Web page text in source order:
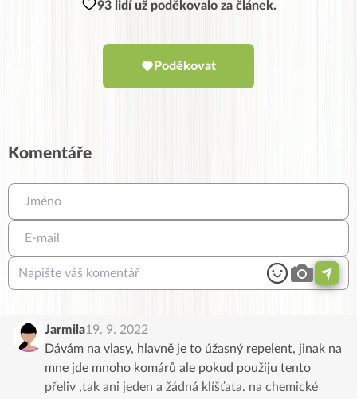
93 lidí už poděkovalo za článek.
Poděkovat
Komentáře
Jarmila19. 9. 2022
Dávám na vlasy, hlavně je to úžasný repelent, jinak na
mne jde mnoho komárů ale pokud použiju tento
přeliv ,tak ani jeden a žádná klíšťata. na chemické